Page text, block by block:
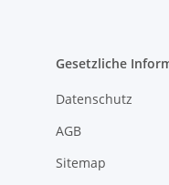
Gesetzliche
Datenschutz
AGB
Sitemap